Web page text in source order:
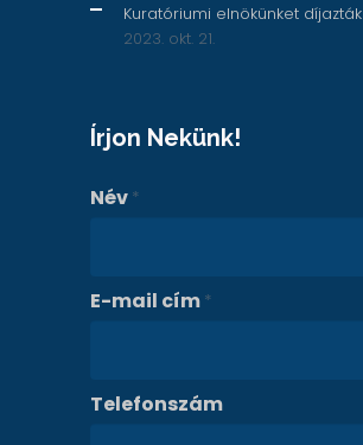
Kuratóriumi elnökünket díjazták
2023. okt. 21.
Írjon Nekünk!
Név *
E-mail cím *
Telefonszám